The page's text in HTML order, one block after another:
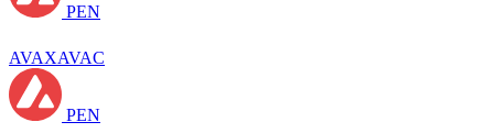
PEN
AVAXAVAC
PEN